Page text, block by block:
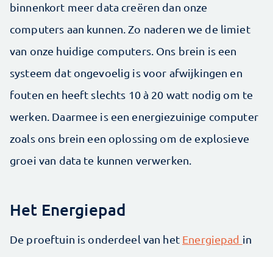
binnenkort meer data creëren dan onze
computers aan kunnen. Zo naderen we de limiet
van onze huidige computers. Ons brein is een
systeem dat ongevoelig is voor afwijkingen en
fouten en heeft slechts 10 à 20 watt nodig om te
werken. Daarmee is een energiezuinige computer
zoals ons brein een oplossing om de explosieve
groei van data te kunnen verwerken.
Het Energiepad
De proeftuin is onderdeel van het Energiepad in